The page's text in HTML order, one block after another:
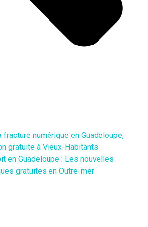
fracture numérique en Guadeloupe,
gratuite à Vieux-Habitants
en Guadeloupe : Les nouvelles
gratuites en Outre-mer